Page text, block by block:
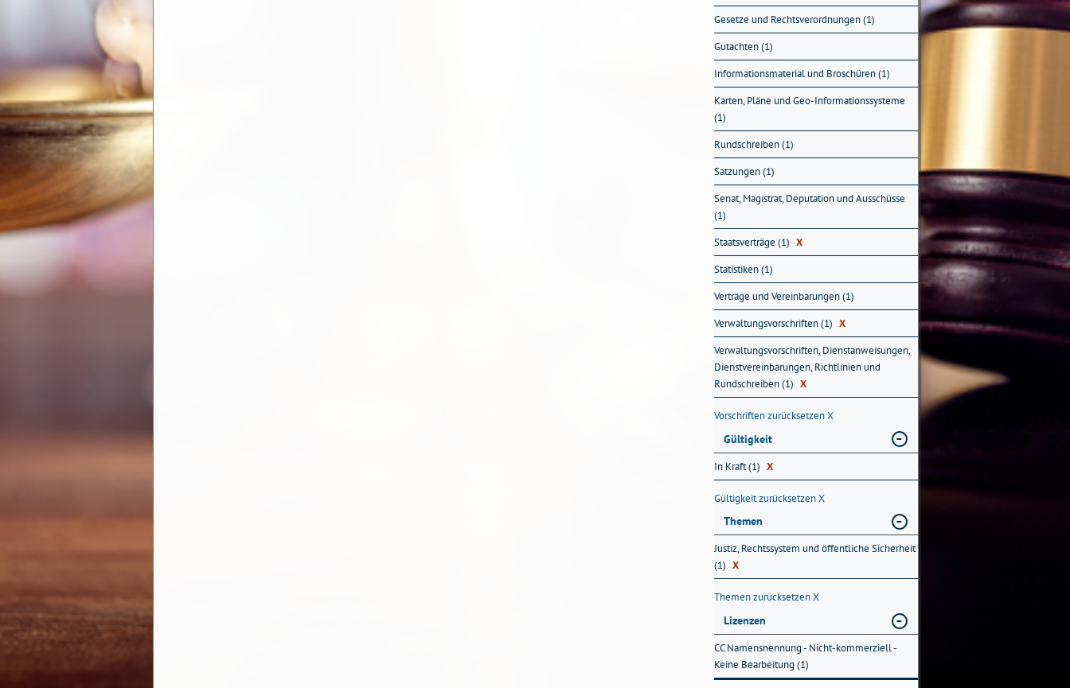
Gesetze und Rechtsverordnungen (1)
Gutachten (1)
Informationsmaterial und Broschüren (1)
Karten, Pläne und Geo-Informationssysteme
(1)
Rundschreiben (1)
Satzungen (1)
Senat, Magistrat, Deputation und Ausschüsse
(1)
Staatsverträge (1) X
Statistiken (1)
Verträge und Vereinbarungen (1)
Verwaltungsvorschriften (1) X
Verwaltungsvorschriften, Dienstanweisungen,
Dienstvereinbarungen, Richtlinien und
Rundschreiben (1) X
Vorschriften zurücksetzenX
Gültigkeit
In Kraft (1) X
Gültigkeit zurücksetzenX
Themen
Justiz, Rechtssystem und öffentliche Sicherheit
(1) X
Themen zurücksetzenX
Lizenzen
CC Namensnennung - Nicht-kommerziell -
Keine Bearbeitung (1)